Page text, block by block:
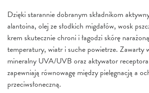
Dzięki starannie dobranym składnikom
alantoina, olej ze słodkich migdałów, wosk
krem skutecznie chroni i łagodzi skórę
temperatury, wiatr i suche powietrze. Zawarty
mineralny UVA/UVB oraz aktywator
zapewniają równowagę między pielęgnacją a
przeciwsłoneczną.